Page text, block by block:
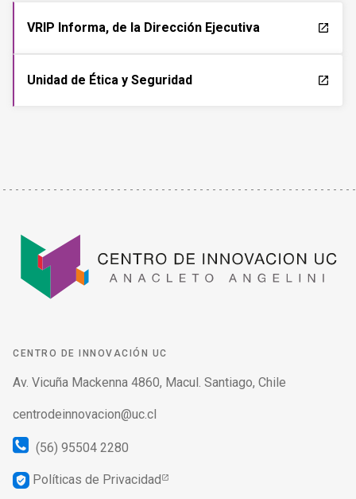
VRIP Informa, de la Dirección Ejecutiva launch
Unidad de Ética y Seguridad launch
CENTRO DE INNOVACIÓN UC
Av. Vicuña Mackenna 4860, Macul. Santiago, Chile
centrodeinnovacion@uc.cl
(56) 95504 2280
verified_user Políticas de Privacidad